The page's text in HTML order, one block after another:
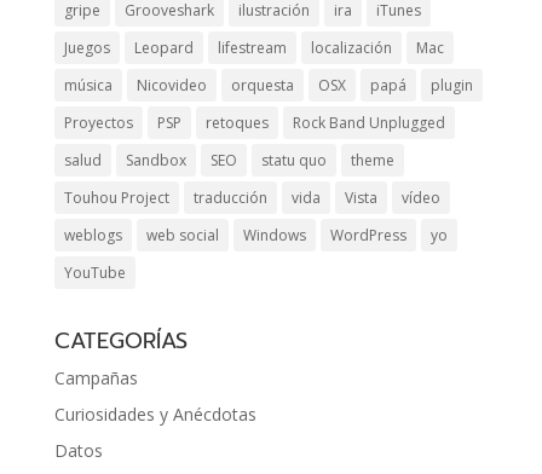
gripe
Grooveshark ilustración ira
iTunes
Juegos
Leopard lifestream localización
Mac
música
Nicovideo orquesta OSX papá
plugin
Proyectos
PSP retoques
Rock Band Unplugged
salud
Sandbox SEO statu quo
theme
Touhou Project
traducción vida Vista
vídeo
weblogs
web social Windows WordPress
yo
YouTube
CATEGORÍAS
Campañas
Curiosidades y Anécdotas
Datos